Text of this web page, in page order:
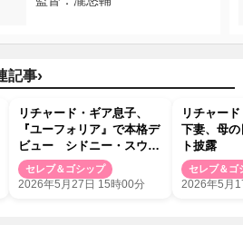
記事›
リチャード・ギア息子、
『ユーフォリア』で本格デ
ビュー シドニー・スウィ
ーニーと過激シーン演じ話
題
セレブ＆ゴシップ
2026年5月27日 15時00分
リチャー
下妻、母
ト披露
セレブ＆ゴ
2026年5月